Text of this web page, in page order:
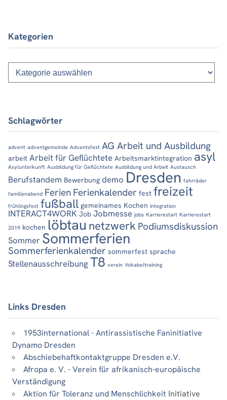
Kategorien
Kategorien
Schlagwörter
advent adventgemeinde Adventsfest AG Arbeit und Ausbildung
arbeit Arbeit für Geflüchtete Arbeitsmarktintegration asyl
Asylunterkunft Ausbildung für Geflüchtete Ausbildung und Arbeit Austausch
Berufstandem Bewerbung demo Dresden fahrräder
familienabend Ferien Ferienkalender fest freizeit
frühlingsfest fußball gemeinames Kochen integration
INTERACT4WORK Job Jobmesse jobs Karrierestart Karrierestart
2019 kochen löbtau netzwerk Podiumsdiskussion
Sommer Sommerferien
Sommerferienkalender sommerfest sprache
Stellenausschreibung T8 verein Vokabeltraining
Links Dresden
1953international - Antirassistische Faninitiative
Dynamo Dresden
Abschiebehaftkontaktgruppe Dresden e.V.
Afropa e. V. - Verein für afrikanisch-europäische
Verständigung
Aktion für Toleranz und Menschlichkeit Initiative